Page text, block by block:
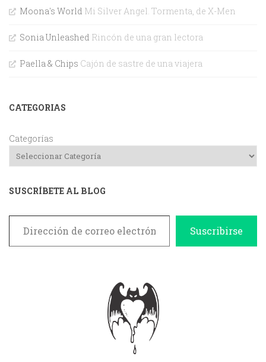
Moona's World Mi Silver Angel. Tormenta, de X-Men
Sonia Unleashed Rincón de una gran lectora
Paella & Chips Cajón de sastre de una viajera
CATEGORIAS
Categorías
SUSCRÍBETE AL BLOG
Dirección de correo electrónico
Suscribirse